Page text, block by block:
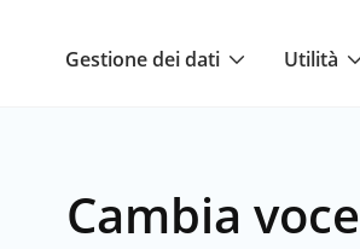
Gestione dei dati Utilità
Cambia voce